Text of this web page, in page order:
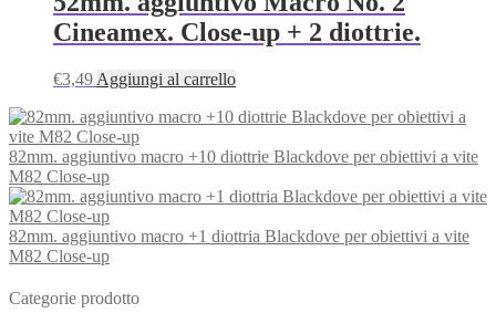
Cineamex. Close-up + 2 diottrie.
€3,49 Aggiungi al carrello
82mm. aggiuntivo macro +10 diottrie Blackdove per obiettivi a vite
M82 Close-up
82mm. aggiuntivo macro +1 diottria Blackdove per obiettivi a vite
M82 Close-up
Categorie prodotto